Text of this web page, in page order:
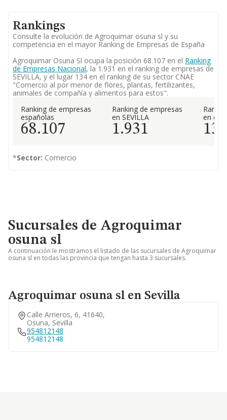
Rankings
Consulte la evolución de Agroquimar osuna sl y su
competencia en el mayor Ranking de Empresas de España
Agroquimar Osuna Sl ocupa la posición 68.107 en el Ranking
de Empresas Nacional, la 1.931 en el ranking de empresas de
SEVILLA, y el lugar 134 en el ranking de su sector CNAE
"Comercio al por menor de flores, plantas, fertilizantes,
animales de compañía y alimentos para estos".
Ranking de empresas
españolas
68.107
Ranking de empresas
en SEVILLA
1.931
en el
134
*Sector: Comercio
Sucursales de Agroquimar
osuna sl
A continuación le mostramos el listado de las sucursales de Agroquimar
osuna sl en todas las provincia que tengan hasta 3 sucursales.
Agroquimar osuna sl en Sevilla
Calle Arrieros, 6, 41640,
Osuna, Sevilla
954812148
954812148